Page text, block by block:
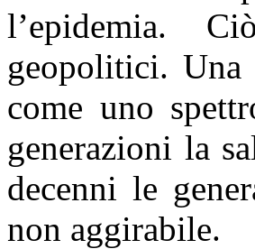
l’epidemia.
geopolitici.
come uno
generazioni la
decenni le
non aggirabile.